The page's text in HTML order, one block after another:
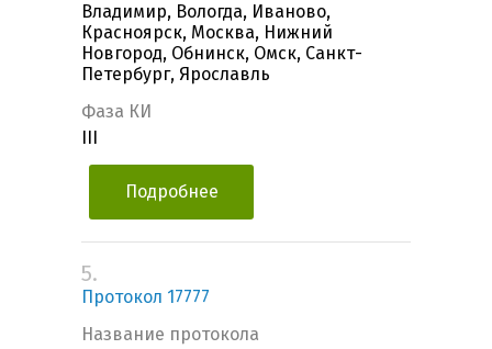
Владимир, Вологда, Иваново,
Красноярск, Москва, Нижний
Новгород, Обнинск, Омск, Санкт-
Петербург, Ярославль
Фаза КИ
Подробнее
5.
Протокол 17777
Название протокола